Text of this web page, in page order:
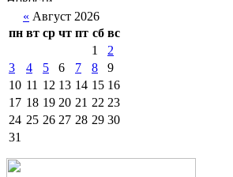
« Август 2026
пн вт ср чт пт сб вс
1
2
3
4 5 6 7 8
9
10 11 12 13 14 15 16
17 18 19 20 21 22 23
24 25 26 27 28 29 30
31